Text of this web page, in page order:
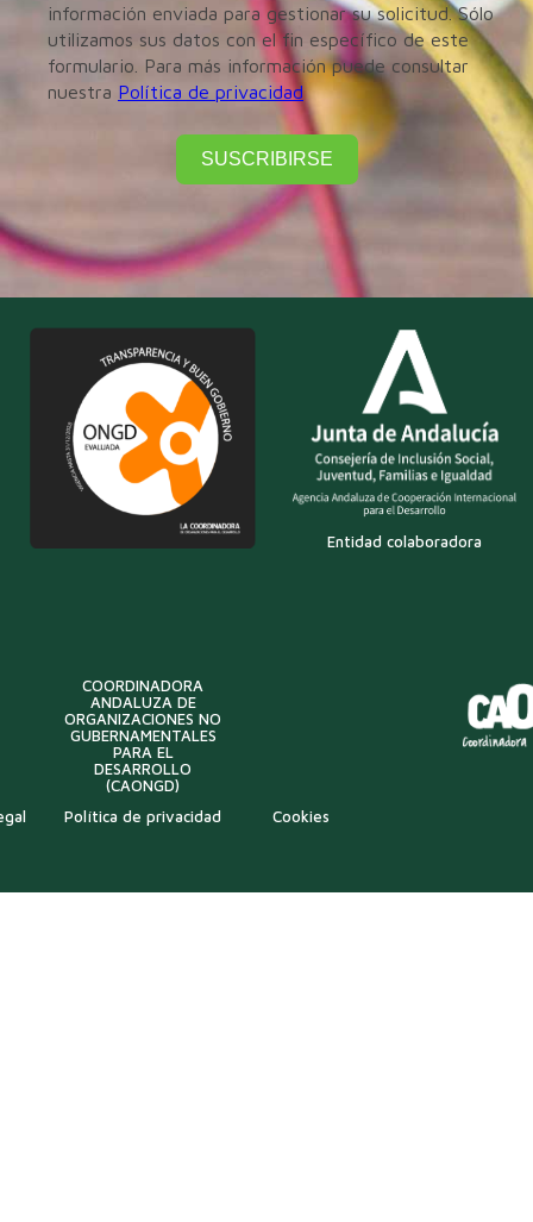
información enviada para gestionar su solicitud. Sólo
utilizamos sus datos con el fin específico de este
formulario. Para más información puede consultar
nuestra Política de privacidad
SUSCRIBIRSE
Entidad colaboradora
COORDINADORA
ANDALUZA DE
ORGANIZACIONES NO
GUBERNAMENTALES
PARA EL
DESARROLLO
(CAONGD)
Política de privacidad Cookies